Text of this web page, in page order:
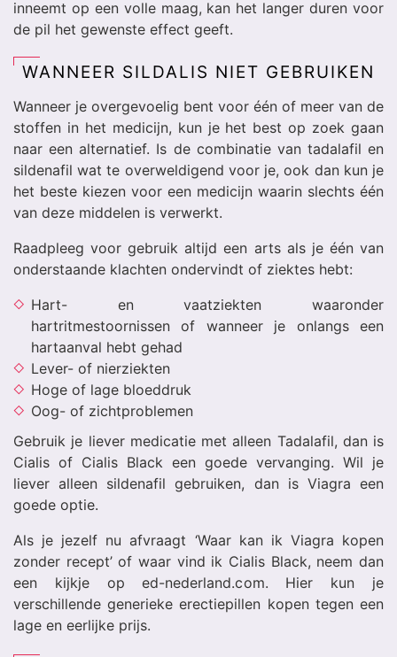
inneemt op een volle maag, kan het langer duren voor
de pil het gewenste effect geeft.
WANNEER SILDALIS NIET GEBRUIKEN
Wanneer je overgevoelig bent voor één of meer van de
stoffen in het medicijn, kun je het best op zoek gaan
naar een alternatief. Is de combinatie van tadalafil en
sildenafil wat te overweldigend voor je, ook dan kun je
het beste kiezen voor een medicijn waarin slechts één
van deze middelen is verwerkt.
Raadpleeg voor gebruik altijd een arts als je één van
onderstaande klachten ondervindt of ziektes hebt:
Hart- en vaatziekten waaronder
hartritmestoornissen of wanneer je onlangs een
hartaanval hebt gehad
Lever- of nierziekten
Hoge of lage bloeddruk
Oog- of zichtproblemen
Gebruik je liever medicatie met alleen Tadalafil, dan is
Cialis of Cialis Black een goede vervanging. Wil je
liever alleen sildenafil gebruiken, dan is Viagra een
goede optie.
Als je jezelf nu afvraagt ‘Waar kan ik Viagra kopen
zonder recept’ of waar vind ik Cialis Black, neem dan
een kijkje op ed-nederland.com. Hier kun je
verschillende generieke erectiepillen kopen tegen een
lage en eerlijke prijs.